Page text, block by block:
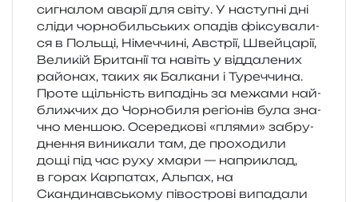
сигна­лом ава­рії для світу. У насту­пні дні
сліди чор­но­биль­ських опа­дів фіксу­ва­ли­
ся в Польщі, Німеччині, Австрії, Швейцарії,
Великій Британії та навіть у від­да­ле­них
райо­нах, таких як Балкани і Туреччина.
Проте щіль­ність випа­дінь за межа­ми най­
ближ­чих до Чорнобиля регіо­нів була зна­
чно мен­шою. Осередкові «плями» забру­
дне­н­ня вини­ка­ли там, де про­хо­ди­ли
дощі під час руху хмари — напри­клад,
в горах Карпатах, Альпах, на
Скандинавському пів­остро­ві випа­да­ли